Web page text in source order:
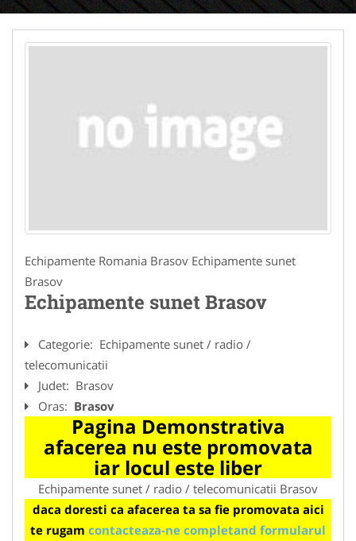
Echipamente Romania Brasov Echipamente sunet
Brasov
Echipamente sunet Brasov
Categorie: Echipamente sunet / radio /
telecomunicatii
Judet: Brasov
Oras: Brasov
Pagina Demonstrativa
afacerea nu este promovata
iar locul este liber
Echipamente sunet / radio / telecomunicatii Brasov
daca doresti ca afacerea ta sa fie promovata aici
te rugam contacteaza-ne completand formularul